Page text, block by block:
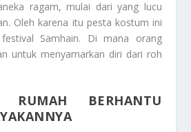
ragam, mulai dari yang lucu
Oleh karena itu pesta kostum ini
Samhain. Di mana orang
untuk menyamarkan diri dari roh
RUMAH BERHANTU